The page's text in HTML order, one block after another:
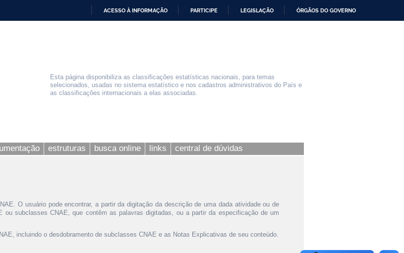
ACESSO À INFORMAÇÃO PARTICIPE LEGISLAÇÃO ÓRGÃOS DO GOVERNO
Esta página disponibiliza as classificações estatísticas nacionais, para temas
selecionados, usadas no sistema estatístico e nos cadastros administrativos do País e
as classificações internacionais a elas associadas.
estruturas busca online links central de dúvidas
O usuário pode encontrar, a partir da digitação da descrição de uma dada atividade ou de
ou subclasses CNAE, que contêm as palavras digitadas, ou a partir da especificação de um
incluindo o desdobramento de subclasses CNAE e as Notas Explicativas de seu conteúdo.